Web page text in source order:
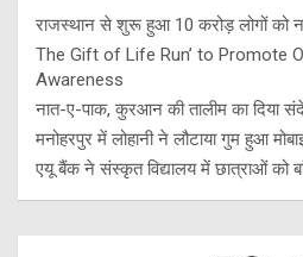
राजस्थान से शुरू हुआ 10 करोड़ लोगों को
The Gift of Life Run’ to Promote
Awareness
नात-ए-पाक, कुरआन की तालीम का दिया
मनोहरपुर में लोहानी ने लौटाया गुम हुआ
एयू बैंक ने संस्कृत विद्यालय में छात्राओं को